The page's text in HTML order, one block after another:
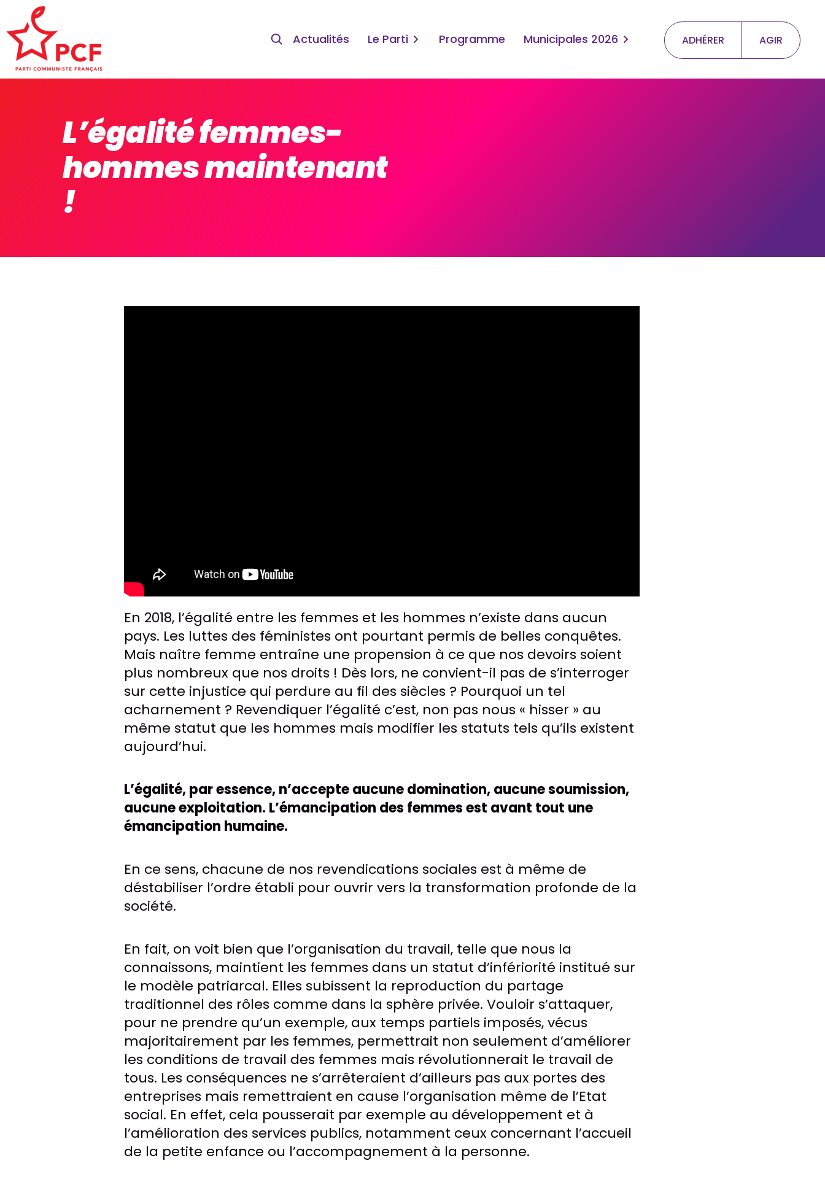
Actualités Le Parti Programme Municipales 2026 ADHÉRER AGIR
L’égalité femmes-
hommes maintenant
!
En 2018, l’égalité entre les femmes et les hommes n’existe dans aucun
pays. Les luttes des féministes ont pourtant permis de belles conquêtes.
Mais naître femme entraîne une propension à ce que nos devoirs soient
plus nombreux que nos droits ! Dès lors, ne convient-il pas de s’interroger
sur cette injustice qui perdure au fil des siècles ? Pourquoi un tel
acharnement ? Revendiquer l’égalité c’est, non pas nous « hisser » au
même statut que les hommes mais modifier les statuts tels qu’ils existent
aujourd’hui.
L’égalité, par essence, n’accepte aucune domination, aucune soumission,
aucune exploitation. L’émancipation des femmes est avant tout une
émancipation humaine.
En ce sens, chacune de nos revendications sociales est à même de
déstabiliser l’ordre établi pour ouvrir vers la transformation profonde de la
société.
En fait, on voit bien que l’organisation du travail, telle que nous la
connaissons, maintient les femmes dans un statut d’infériorité institué sur
le modèle patriarcal. Elles subissent la reproduction du partage
traditionnel des rôles comme dans la sphère privée. Vouloir s’attaquer,
pour ne prendre qu’un exemple, aux temps partiels imposés, vécus
majoritairement par les femmes, permettrait non seulement d’améliorer
les conditions de travail des femmes mais révolutionnerait le travail de
tous. Les conséquences ne s’arrêteraient d’ailleurs pas aux portes des
entreprises mais remettraient en cause l’organisation même de l’Etat
social. En effet, cela pousserait par exemple au développement et à
l’amélioration des services publics, notamment ceux concernant l’accueil
de la petite enfance ou l’accompagnement à la personne.